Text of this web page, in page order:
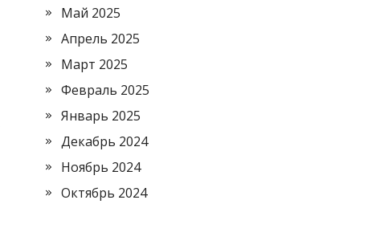
Май 2025
Апрель 2025
Март 2025
Февраль 2025
Январь 2025
Декабрь 2024
Ноябрь 2024
Октябрь 2024